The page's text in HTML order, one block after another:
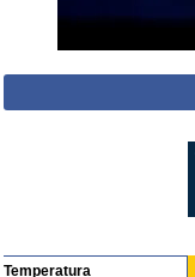
Temperatura